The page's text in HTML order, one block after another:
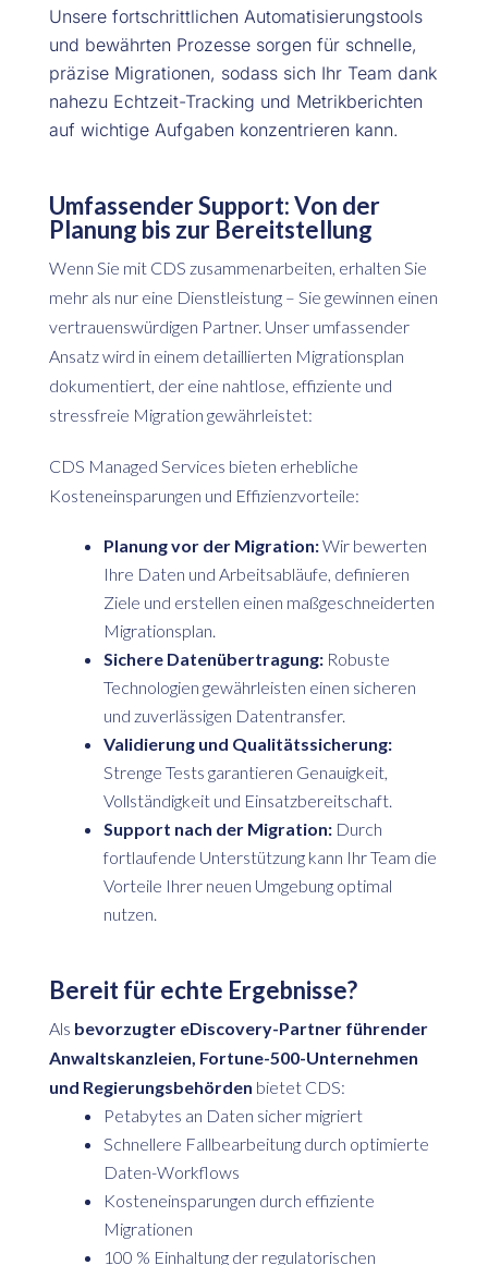
Unsere fortschrittlichen Automatisierungstools
und bewährten Prozesse sorgen für schnelle,
präzise Migrationen, sodass sich Ihr Team dank
nahezu Echtzeit-Tracking und Metrikberichten
auf wichtige Aufgaben konzentrieren kann.
Umfassender Support: Von der
Planung bis zur Bereitstellung
Wenn Sie mit CDS zusammenarbeiten, erhalten Sie
mehr als nur eine Dienstleistung – Sie gewinnen einen
vertrauenswürdigen Partner. Unser umfassender
Ansatz wird in einem detaillierten Migrationsplan
dokumentiert, der eine nahtlose, effiziente und
stressfreie Migration gewährleistet:
CDS Managed Services bieten erhebliche
Kosteneinsparungen und Effizienzvorteile:
Planung vor der Migration:Wir bewerten
Ihre Daten und Arbeitsabläufe, definieren
Ziele und erstellen einen maßgeschneiderten
Migrationsplan.
Sichere Datenübertragung:Robuste
Technologien gewährleisten einen sicheren
und zuverlässigen Datentransfer.
Validierung und Qualitätssicherung:
Strenge Tests garantieren Genauigkeit,
Vollständigkeit und Einsatzbereitschaft.
Support nach der Migration:Durch
fortlaufende Unterstützung kann Ihr Team die
Vorteile Ihrer neuen Umgebung optimal
nutzen.
Bereit für echte Ergebnisse?
Als bevorzugter eDiscovery-Partner führender
Anwaltskanzleien, Fortune-500-Unternehmen
und Regierungsbehörden bietet CDS:
Petabytes an Daten sicher migriert
Schnellere Fallbearbeitung durch optimierte
Daten-Workflows
Kosteneinsparungen durch effiziente
Migrationen
100 % Einhaltung der regulatorischen